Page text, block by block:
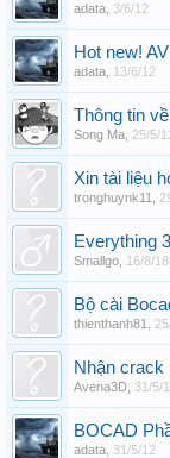
adata 3/6/12
Hot new!
adata 13/6/12
Thông tin
Song Ma 25/5/
Xin tài liệu
tronghuynk11
Everything
Smallgo 16/8/18
Bộ cài
thienthanh81
Nhận crack
Avena3D 31/5/
BOCAD
adata 31/5/12